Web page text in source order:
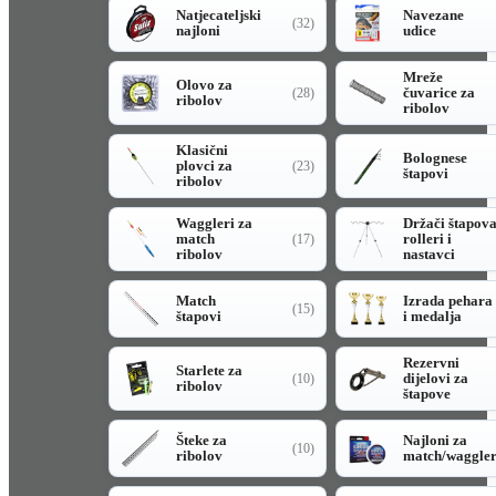
Natjecateljski
najloni
(32)
Navezane
udice
Olovo za
ribolov
(28)
Mreže
čuvarice za
ribolov
Klasični
plovci za
ribolov
(23)
Bolognese
štapovi
Waggleri za
match
ribolov
(17)
Držači štapova
rolleri i
nastavci
Match
štapovi
(15)
Izrada pehara
i medalja
Starlete za
ribolov
(10)
Rezervni
dijelovi za
štapove
Šteke za
ribolov
(10)
Najloni za
match/waggler